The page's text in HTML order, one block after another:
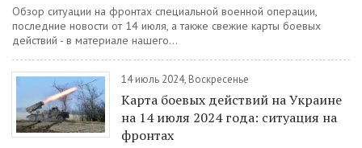
Обзор ситуации на фронтах специальной военной операции,
последние новости от 14 июля, а также свежие карты боевых
действий - в материале нашего...
14 июль 2024, Воскресенье
Карта боевых действий на Украине
на 14 июля 2024 года: ситуация на
фронтах